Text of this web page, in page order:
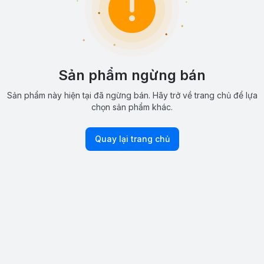
Sản phẩm ngừng bán
Sản phẩm này hiện tại đã ngừng bán. Hãy trở về trang chủ để lựa
chọn sản phẩm khác.
Quay lại trang chủ